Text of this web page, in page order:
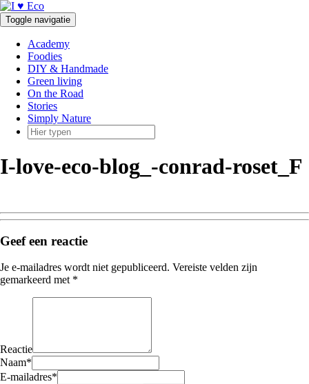
Doorgaan
naar
inhoud
Toggle navigatie
Academy
Foodies
DIY & Handmade
Green living
On the Road
Stories
Simply Nature
I-love-eco-blog_-conrad-roset_F
Geef een reactie
Je e-mailadres wordt niet gepubliceerd. Vereiste velden zijn
gemarkeerd met *
Reactie
Naam*
E-mailadres*